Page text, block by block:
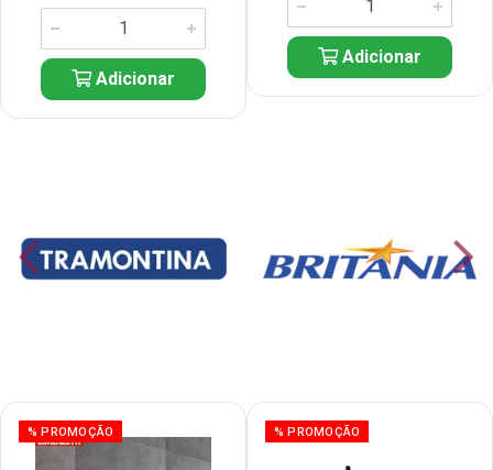
Adicionar
Adicionar
% PROMOÇÃO % PROMOÇÃO